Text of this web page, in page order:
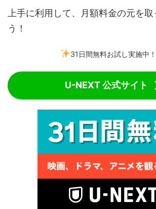
上手に利用して、月額料金の元を
う！
31日間無料お試し実施中！
U-NEXT 公式サイト